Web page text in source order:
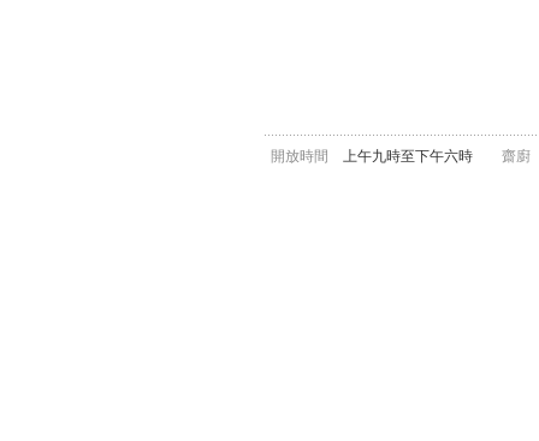
開放時間 上午九時至下午六時 齋